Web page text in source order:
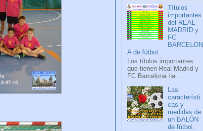
Títulos
importantes
del REAL
MADRID y
FC
BARCELON
A de fútbol.
Los títulos importantes
que tienen Real Madrid y
FC Barcelona ha...
Las
característi
cas y
medidas de
un BALÓN
de fútbol.